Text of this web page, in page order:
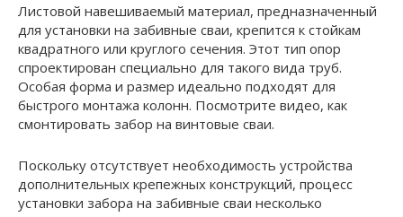
Листовой навешиваемый материал, предназначенный
для установки на забивные сваи, крепится к стойкам
квадратного или круглого сечения. Этот тип опор
спроектирован специально для такого вида труб.
Особая форма и размер идеально подходят для
быстрого монтажа колонн. Посмотрите видео, как
смонтировать забор на винтовые сваи.
Поскольку отсутствует необходимость устройства
дополнительных крепежных конструкций, процесс
установки забора на забивные сваи несколько